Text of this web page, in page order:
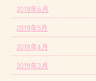
2019年6月
2019年5月
2019年4月
2019年3月